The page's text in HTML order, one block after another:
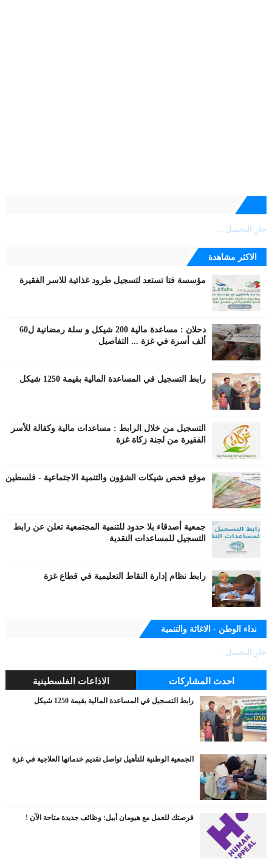
جارٍ التحميل...
الاكثر مشاهدة
مؤسسة فتا تستعد لتسجيل طرود غذائية للاسر الفقيرة
دحلان : مساعدة مالية 200 شيكل و سلة رمضانية ل60
ألف أسرة في غزة ... التفاصيل
رابط التسجيل في المساعدة المالية بقيمة 1250 شيكل
التسجيل من خلال الرابط : مساعدات مالية وكفالة للأسر
الفقيرة من لجنة زكاة غزة
موقع فحص شيكات الشؤون والتنمية الاجتماعية - فلسطين
جمعية أصدقاء بلا حدود للتنمية المجتمعية تعلن عن رابط
التسجيل للمساعدات النقدية
رابط نظام إدارة النقاط التعليمية في قطاع غزة
نداء الوطن - الاغاثة والتنمية
جارٍ التحميل...
احدث المشاركات الاذاعات الفلسطينية
رابط التسجيل في المساعدة المالية بقيمة 1250 شيكل
الجمعية الوطنية للتأهيل تواصل تقديم خدماتها العلاجية في غزة
فرصتك للعمل مع هيومان أبيل: وظائف جديدة متاحة الآن !